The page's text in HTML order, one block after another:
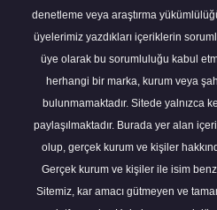
denetleme veya araştırma
üyelerimiz yazdıkları içeriklerin
üye olarak bu sorumluluğu kabul
herhangi bir marka, kurum veya
bulunmamaktadır. Sitede yalnızca
paylaşılmaktadır. Burada yer alan
olup, gerçek kurum ve kişiler
Gerçek kurum ve kişiler ile isim
Sitemiz, kar amacı gütmeyen ve